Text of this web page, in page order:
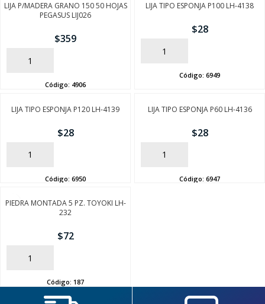
LIJA P/MADERA GRANO 150 50 HOJAS
PEGASUS LIJ026
$359
AÑADIR
Código: 4906
LIJA TIPO ESPONJA P100 LH-4138
$28
AÑADIR
Código: 6949
LIJA TIPO ESPONJA P120 LH-4139
$28
AÑADIR
Código: 6950
LIJA TIPO ESPONJA P60 LH-4136
$28
AÑADIR
Código: 6947
PIEDRA MONTADA 5 PZ. TOYOKI LH-
232
$72
AÑADIR
Código: 187